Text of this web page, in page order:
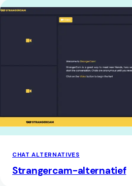
CHAT ALTERNATIVES
Strangercam-alternatief